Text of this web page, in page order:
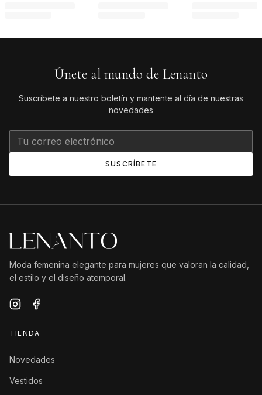
Únete al mundo de Lenanto
Suscríbete a nuestro boletín y mantente al día de nuestras
novedades
SUSCRÍBETE
Moda femenina elegante para mujeres que valoran la calidad,
el estilo y el diseño atemporal.
TIENDA
Novedades
Vestidos